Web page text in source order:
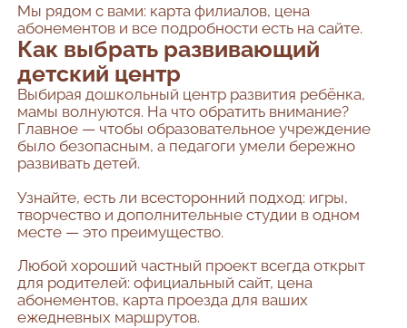
Мы рядом с вами: карта филиалов, цена
абонементов и все подробности есть на сайте.
Как выбрать развивающий
детский центр
Выбирая дошкольный центр развития ребёнка,
мамы волнуются. На что обратить внимание?
Главное — чтобы образовательное учреждение
было безопасным, а педагоги умели бережно
развивать детей.
Узнайте, есть ли всесторонний подход: игры,
творчество и дополнительные студии в одном
месте — это преимущество.
Любой хороший частный проект всегда открыт
для родителей: официальный сайт, цена
абонементов, карта проезда для ваших
ежедневных маршрутов.